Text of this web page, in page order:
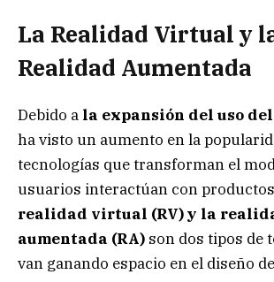
La Realidad Virtual y
Realidad Aumentada
Debido a la expansión del uso
ha visto un aumento en la
tecnologías que transforman el
usuarios interactúan con
realidad virtual (RV) y la
aumentada (RA) son dos tipos de
van ganando espacio en el diseño